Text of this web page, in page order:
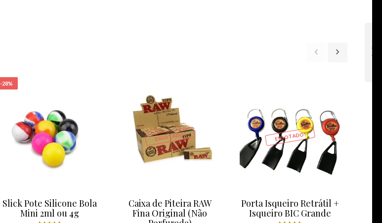
-28%
Slick Pote Silicone Bola
Mini 2ml ou 4g
ESGOTADO!
Caixa de Piteira RAW
Fina Original (Não
ESGOTADO!
Porta Isqueiro Retrátil +
Isqueiro BIC Grande